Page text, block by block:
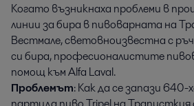
Когато възникнаха проблеми в
линии за бира в пивоварната на
Вестмале, световноизвестна с
си бира, професионалистите
помощ към Alfa Laval.
Проблемът: Как да се запази